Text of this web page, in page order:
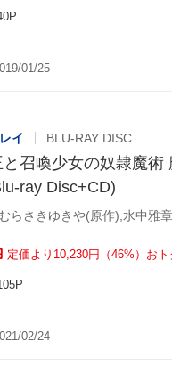
01/25
イ BLU-RAY DISC
召喚少女の奴隷魔術
ray Disc+CD)
定価より10,230円（46%）おト
02/24